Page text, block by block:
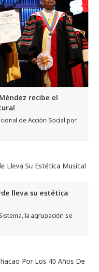
recibe el
de Acción Social por
lleva su estética
la agrupación se